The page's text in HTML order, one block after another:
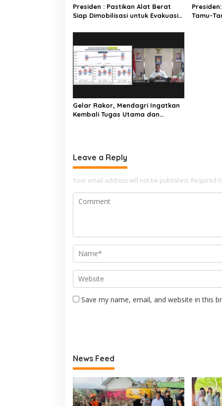
t
i
o
n
Presiden : Pastikan Alat Berat
Siap Dimobilisasi untuk Evakuasi
Tamu-
Gelar Rakor, Mendagri Ingatkan
Kembali Tugas Utama dan
Leave a Reply
Your email address will not be published. Required
Save my name, email, and website in this
News Feed